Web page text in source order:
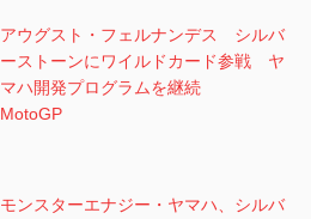
アウグスト・フェルナンデス シルバ
ーストーンにワイルドカード参戦 ヤ
マハ開発プログラムを継続
MotoGP
モンスターエナジー・ヤマハ、シルバ